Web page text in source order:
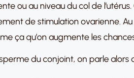
ou au niveau du col de
de stimulation ovarienne. Au
ça qu’on augmente les
du conjoint, on parle alors